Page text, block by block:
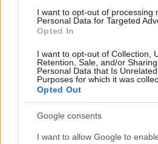
I want to opt-out of processing
Personal Data for Targeted
Opted In
I want to opt-out of Collection,
Retention, Sale, and/or
Personal Data that Is
Purposes for which it was
Opted Out
Google consents
I want to allow Google to
A RÓMAIAKTÓL AZ
TÁRLATVEZETÉSEK,
GYŐRI RÓMER MÚZEUMBAN